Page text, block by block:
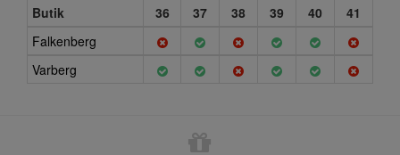
Butik
36 37 38 39 40
41
Falkenberg
Varberg